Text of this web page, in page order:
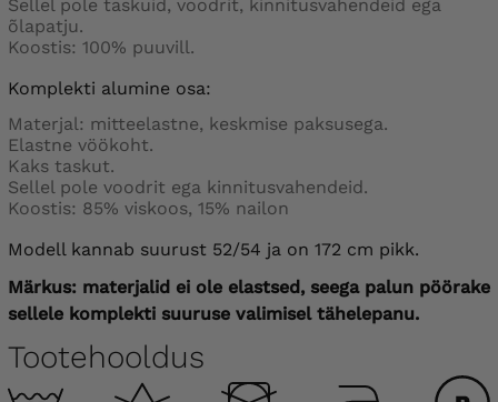
Sellel pole taskuid, voodrit, kinnitusvahendeid ega
õlapatju.
Koostis: 100% puuvill.
Komplekti alumine osa:
Materjal: mitteelastne, keskmise paksusega.
Elastne vöökoht.
Kaks taskut.
Sellel pole voodrit ega kinnitusvahendeid.
Koostis: 85% viskoos, 15% nailon
Modell kannab suurust 52/54 ja on 172 cm pikk.
Märkus: materjalid ei ole elastsed, seega palun pöörake
sellele komplekti suuruse valimisel tähelepanu.
Tootehooldus